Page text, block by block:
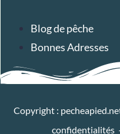
Blog de pêche
Bonnes Adresses
Copyright :
confidentialités